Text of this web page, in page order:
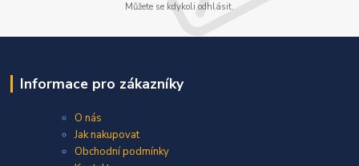
Můžete se kdykoli odhlásit.
Informace pro zákazníky
O nás
Jak nakupovat
Obchodní podmínky